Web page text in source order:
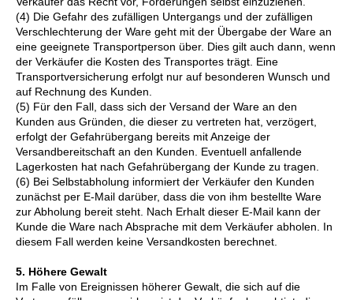
(4) Die Gefahr des zufälligen Untergangs und der zufälligen
Verschlechterung der Ware geht mit der Übergabe der Ware an
eine geeignete Transportperson über. Dies gilt auch dann, wenn
der Verkäufer die Kosten des Transportes trägt. Eine
Transportversicherung erfolgt nur auf besonderen Wunsch und
auf Rechnung des Kunden.
(5) Für den Fall, dass sich der Versand der Ware an den
Kunden aus Gründen, die dieser zu vertreten hat, verzögert,
erfolgt der Gefahrübergang bereits mit Anzeige der
Versandbereitschaft an den Kunden. Eventuell anfallende
Lagerkosten hat nach Gefahrübergang der Kunde zu tragen.
(6) Bei Selbstabholung informiert der Verkäufer den Kunden
zunächst per E-Mail darüber, dass die von ihm bestellte Ware
zur Abholung bereit steht. Nach Erhalt dieser E-Mail kann der
Kunde die Ware nach Absprache mit dem Verkäufer abholen. In
diesem Fall werden keine Versandkosten berechnet.
5. Höhere Gewalt
Im Falle von Ereignissen höherer Gewalt, die sich auf die